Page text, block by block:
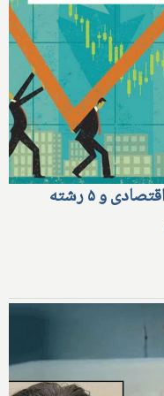
معرفی ۴ رشته مقاوم در برابر رکود اقتصادی و ۵ رشته